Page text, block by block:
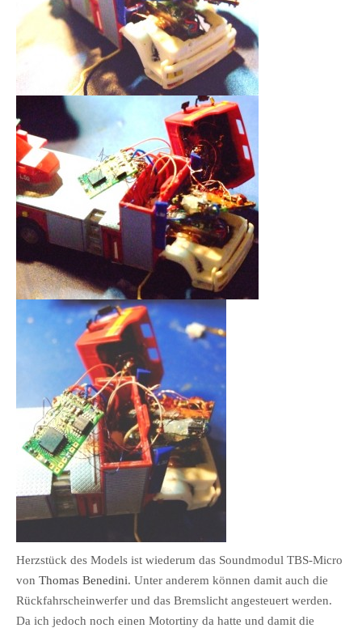
Herzstück des Models ist wiederum das Soundmodul TBS-Micro
von Thomas Benedini. Unter anderem können damit auch die
Rückfahrscheinwerfer und das Bremslicht angesteuert werden.
Da ich jedoch noch einen Motortiny da hatte und damit die